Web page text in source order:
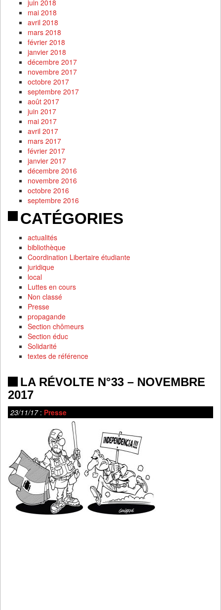
juin 2018
mai 2018
avril 2018
mars 2018
février 2018
janvier 2018
décembre 2017
novembre 2017
octobre 2017
septembre 2017
août 2017
juin 2017
mai 2017
avril 2017
mars 2017
février 2017
janvier 2017
décembre 2016
novembre 2016
octobre 2016
septembre 2016
CATÉGORIES
actualités
bibliothèque
Coordination Libertaire étudiante
juridique
local
Luttes en cours
Non classé
Presse
propagande
Section chômeurs
Section éduc
Solidarité
textes de référence
LA RÉVOLTE N°33 – NOVEMBRE
2017
23/11/17: Presse